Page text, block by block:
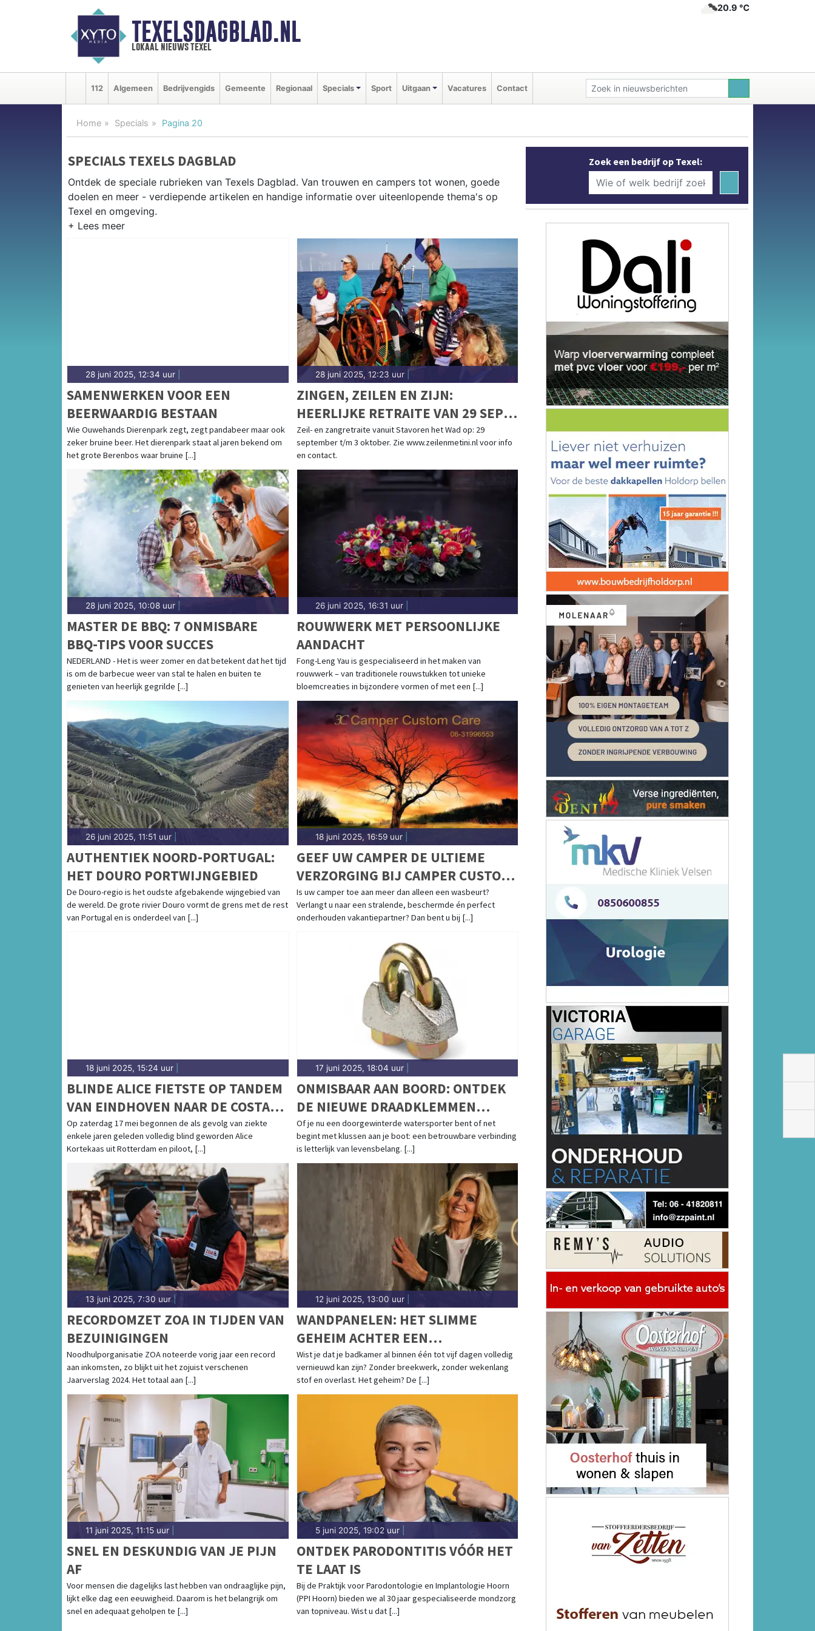
TEXELSDAGBLAD.NL
lokaal nieuws texel
20.9 ℃
112 Algemeen Bedrijvengids Gemeente Regionaal Specials Sport Uitgaan Vacatures Contact
Home Specials Pagina 20
SPECIALS TEXELS DAGBLAD
Ontdek de speciale rubrieken van Texels Dagblad. Van trouwen en campers tot wonen, goede
doelen en meer - verdiepende artikelen en handige informatie over uiteenlopende thema's op
Texel en omgeving.
28 juni 2025, 12:34 uur
SAMENWERKEN VOOR EEN
BEERWAARDIG BESTAAN
Wie Ouwehands Dierenpark zegt, zegt pandabeer maar ook
zeker bruine beer. Het dierenpark staat al jaren bekend om
het grote Berenbos waar bruine [...]
28 juni 2025, 12:23 uur|
ZINGEN, ZEILEN EN ZIJN:
HEERLIJKE RETRAITE VAN 29 SEPT
T/M 3 OKT
Zeil- en zangretraite vanuit Stavoren het Wad op: 29
september t/m 3 oktober. Zie www.zeilenmetini.nl voor info
en contact.
28 juni 2025, 10:08 uur
MASTER DE BBQ: 7 ONMISBARE
BBQ-TIPS VOOR SUCCES
NEDERLAND - Het is weer zomer en dat betekent dat het tijd
is om de barbecue weer van stal te halen en buiten te
genieten van heerlijk gegrilde [...]
26 juni 2025, 16:31 uur|
ROUWWERK MET PERSOONLIJKE
AANDACHT
Fong-Leng Yau is gespecialiseerd in het maken van
rouwwerk – van traditionele rouwstukken tot unieke
bloemcreaties in bijzondere vormen of met een [...]
26 juni 2025, 11:51 uur
AUTHENTIEK NOORD-PORTUGAL:
HET DOURO PORTWIJNGEBIED
De Douro-regio is het oudste afgebakende wijngebied van
de wereld. De grote rivier Douro vormt de grens met de rest
van Portugal en is onderdeel van [...]
18 juni 2025, 16:59 uur|
GEEF UW CAMPER DE ULTIEME
VERZORGING BIJ CAMPER CUSTOM
CARE (3C CAMPER)
Is uw camper toe aan meer dan alleen een wasbeurt?
Verlangt u naar een stralende, beschermde én perfect
onderhouden vakantiepartner? Dan bent u bij [...]
18 juni 2025, 15:24 uur
BLINDE ALICE FIETSTE OP TANDEM
VAN EINDHOVEN NAAR DE COSTA
BLANCA
Op zaterdag 17 mei begonnen de als gevolg van ziekte
enkele jaren geleden volledig blind geworden Alice
Kortekaas uit Rotterdam en piloot, [...]
17 juni 2025, 18:04 uur|
ONMISBAAR AAN BOORD: ONTDEK
DE NIEUWE DRAADKLEMMEN
VOLGENS DIN EN 13411-5
Of je nu een doorgewinterde watersporter bent of net
begint met klussen aan je boot: een betrouwbare verbinding
is letterlijk van levensbelang. [...]
13 juni 2025, 7:30 uur
RECORDOMZET ZOA IN TIJDEN VAN
BEZUINIGINGEN
Noodhulporganisatie ZOA noteerde vorig jaar een record
aan inkomsten, zo blijkt uit het zojuist verschenen
Jaarverslag 2024. Het totaal aan [...]
12 juni 2025, 13:00 uur|
WANDPANELEN: HET SLIMME
GEHEIM ACHTER EEN
RAZENDSNELLE
BADKAMERRENOVATIE
Wist je dat je badkamer al binnen één tot vijf dagen volledig
vernieuwd kan zijn? Zonder breekwerk, zonder wekenlang
stof en overlast. Het geheim? De [...]
11 juni 2025, 11:15 uur
SNEL EN DESKUNDIG VAN JE PIJN
AF
Voor mensen die dagelijks last hebben van ondraaglijke pijn,
lijkt elke dag een eeuwigheid. Daarom is het belangrijk om
snel en adequaat geholpen te [...]
5 juni 2025, 19:02 uur|
ONTDEK PARODONTITIS VÓÓR HET
TE LAAT IS
Bij de Praktijk voor Parodontologie en Implantologie Hoorn
(PPI Hoorn) bieden we al 30 jaar gespecialiseerde mondzorg
van topniveau. Wist u dat [...]
Zoek een bedrijf op Texel: